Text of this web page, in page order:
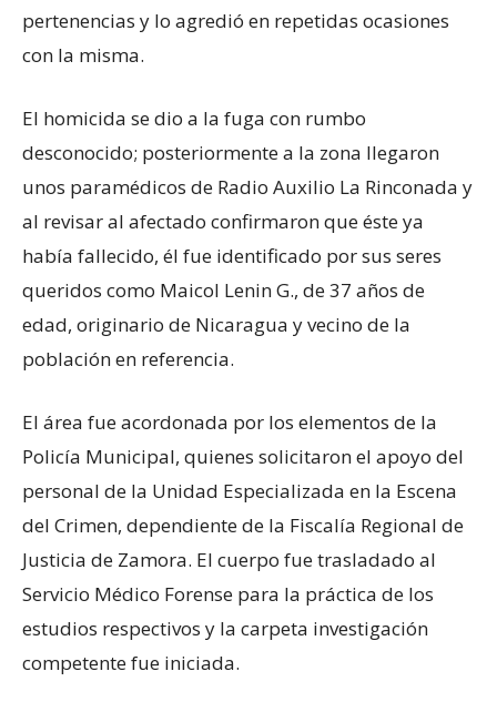
pertenencias y lo agredió en repetidas ocasiones
con la misma.
El homicida se dio a la fuga con rumbo
desconocido; posteriormente a la zona llegaron
unos paramédicos de Radio Auxilio La Rinconada y
al revisar al afectado confirmaron que éste ya
había fallecido, él fue identificado por sus seres
queridos como Maicol Lenin G., de 37 años de
edad, originario de Nicaragua y vecino de la
población en referencia.
El área fue acordonada por los elementos de la
Policía Municipal, quienes solicitaron el apoyo del
personal de la Unidad Especializada en la Escena
del Crimen, dependiente de la Fiscalía Regional de
Justicia de Zamora. El cuerpo fue trasladado al
Servicio Médico Forense para la práctica de los
estudios respectivos y la carpeta investigación
competente fue iniciada.